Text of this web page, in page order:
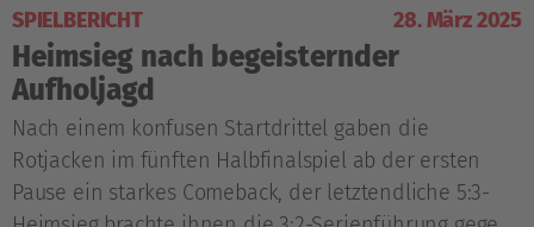
SPIELBERICHT 28. März 2025
Heimsieg nach begeisternder
Aufholjagd
Nach einem konfusen Startdrittel gaben die
Rotjacken im fünften Halbfinalspiel ab der ersten
Pause ein starkes Comeback, der letztendliche 5:3-